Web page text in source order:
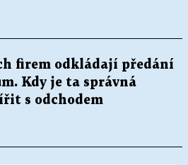
firem odkládají předání
Kdy je ta správná
s odchodem